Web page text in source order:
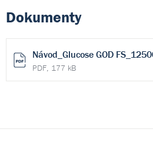
Dokumenty
Návod_Glucose GOD
PDF, 177 kB